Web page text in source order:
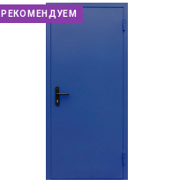
РЕКОМЕНДУЕМ